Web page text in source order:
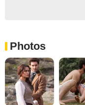
Photos